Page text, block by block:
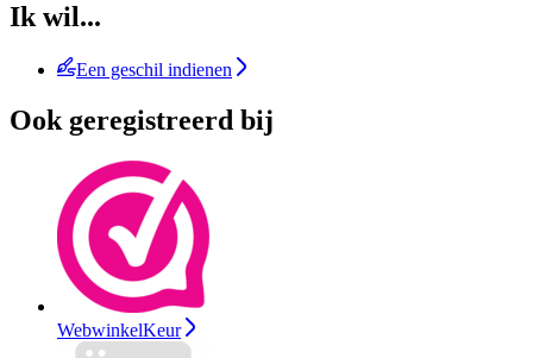
Ik wil...
Een geschil indienen
Ook geregistreerd bij
WebwinkelKeur